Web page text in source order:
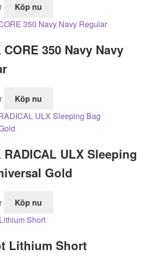
Köp nu
CORE 350 Navy Navy
Köp nu
RADICAL ULX Sleeping
Gold
Köp nu
Lithium Short